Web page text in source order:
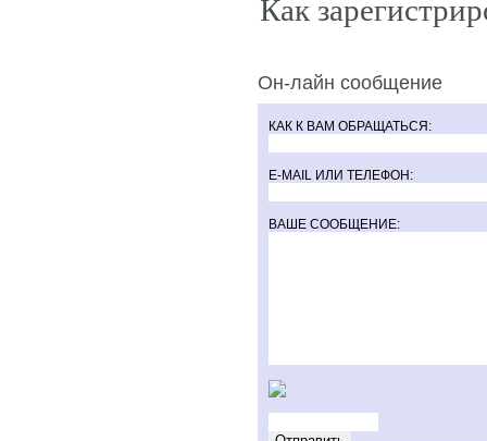
Как
Он-лайн сообщение
КАК К ВАМ ОБРАЩАТЬСЯ:
E-MAIL ИЛИ ТЕЛЕФОН:
ВАШЕ СООБЩЕНИЕ: